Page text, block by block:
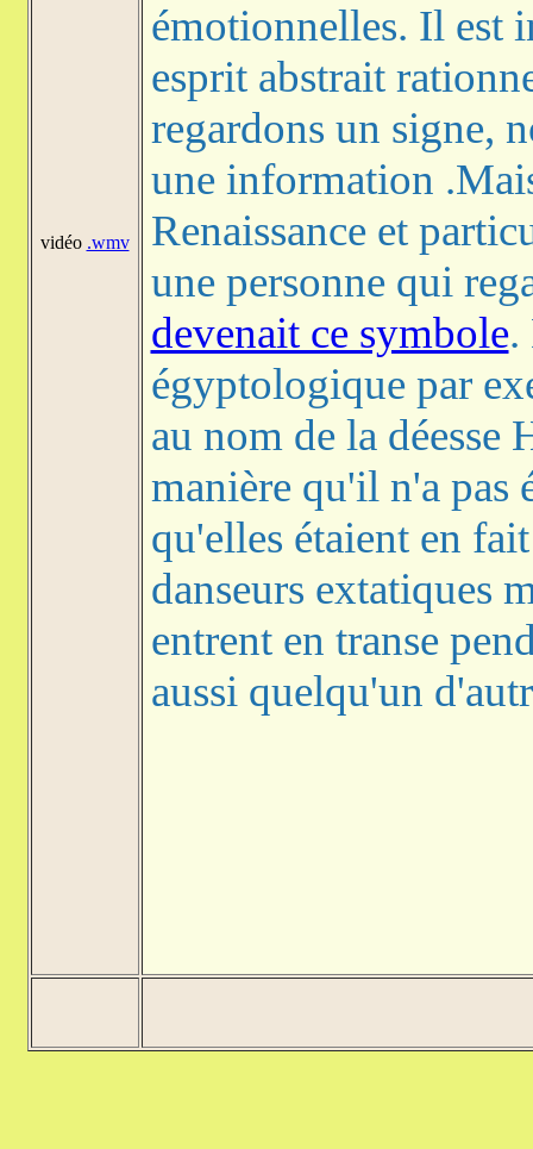
vidéo .wmv
émotionnelles. Il est
esprit abstrait
regardons un signe,
une information
Renaissance et
une personne qui
devenait ce symbole.
égyptologique par
au nom de la déesse
manière qu'il n'a pas
qu'elles étaient en
danseurs extatiques
entrent en transe
aussi quelqu'un